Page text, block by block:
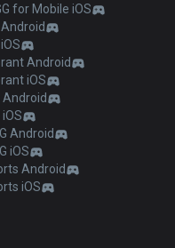
for Mobile iOS
Android
iOS
Android
iOS
Android
iOS
Android
iOS